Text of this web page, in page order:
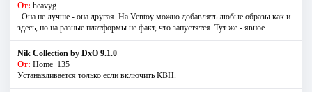
От: heavyg
..Она не лучше - она другая. На Ventoy можно добавлять любые образы как и
здесь, но на разные платформы не факт, что запустятся. Тут же - явное
Nik Collection by DxO 9.1.0
От: Home_135
Устанавливается только если включить КВН.